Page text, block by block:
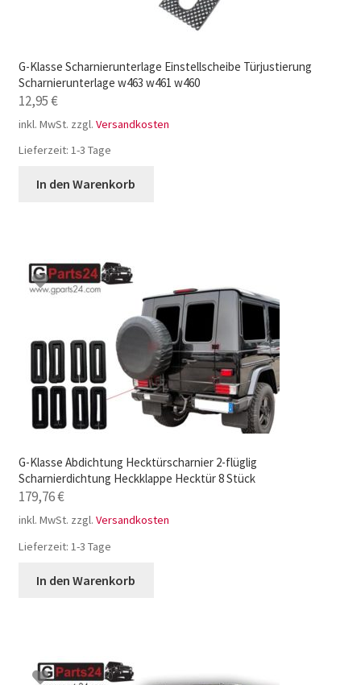
G-Klasse Scharnierunterlage Einstellscheibe Türjustierung
Scharnierunterlage w463 w461 w460
12,95€
inkl. MwSt. zzgl. Versandkosten
Lieferzeit: 1-3 Tage
In den Warenkorb
G-Klasse Abdichtung Hecktürscharnier 2-flüglig
Scharnierdichtung Heckklappe Hecktür 8 Stück
179,76€
inkl. MwSt. zzgl. Versandkosten
Lieferzeit: 1-3 Tage
In den Warenkorb